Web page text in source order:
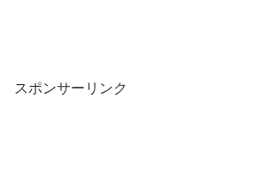
スポンサーリンク